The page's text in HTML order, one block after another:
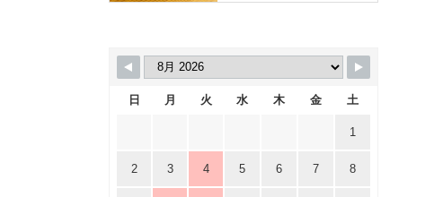
日 月 火 水 木 金 土
1
2 3 4 5 6 7 8